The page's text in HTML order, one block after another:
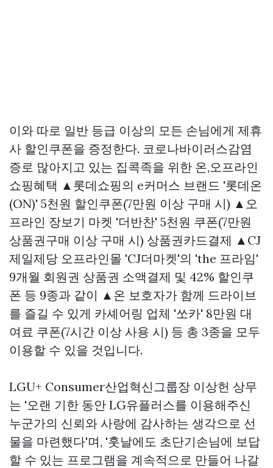
이와 따로 일반 등급 이상의 모든 손님에게 제휴
사 할인쿠폰을 증정한다. 코로나바이러스감염
증로 많아지고 있는 집콕족을 위한 온,오프라인
쇼핑혜택 ▲롯데쇼핑의 e커머스 브랜드 '롯데온
(ON)' 5천원 할인쿠폰(7만원 이상 구매 시) ▲오
프라인 장보기 마켓 '더반찬' 5천원 쿠폰(7만원
상품권구매 이상 구매 시) 상품권카드결제 ▲CJ
제일제당 오프라인몰 'CJ더마켓'의 'the 프라임'
9개월 회원권 상품권 소액결제 및 42% 할인쿠
폰 등 9종과 같이 ▲온 보호자가 함께 드라이브
를 즐길 수 있게 카셰어링 업체 '쏘카' 8만원 대
여료 쿠폰(7시간 이상 사용 시) 등 총 3종을 모두
이용할 수 있을 것입니다.
LGU+ Consumer산업혁신그룹장 이상헌 상무
는 '오랜 기한 동안 LG유플러스를 이용해주신
누군가의 신뢰와 사랑에 감사하는 생각으로 선
물을 마련했다'며, '훗날에도 초단기손님에 보답
할 수 있는 프로그램을 계속적으로 만들어 나갈